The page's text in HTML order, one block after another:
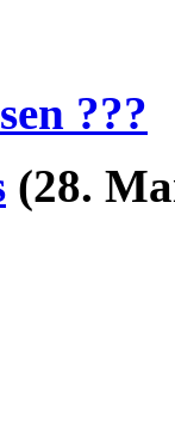
???
(28.